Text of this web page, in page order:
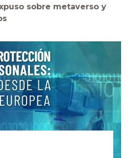
sobre metaverso y